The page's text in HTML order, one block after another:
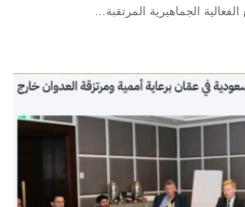
الجماهيرية المرتقبة…